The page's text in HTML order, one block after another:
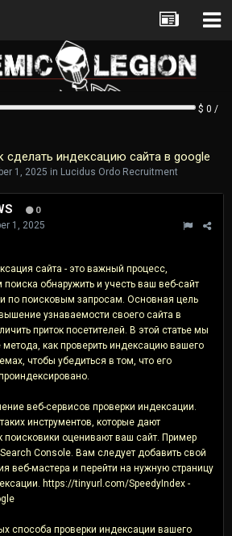
$ 0 /
сделать индексацию сайта в google
1, 2025 in Lucidus Ordo Recruitment
0
1, 2025
сайта - это важный процесс,
обнаружить и учесть ваш веб-сайт
по поисковым запросам. Основная цель
узнаваемости своего сайта в
приток посетителей. В этой статье мы
как проверить индексацию вашего
чтобы убедиться в том, что его
веб-сервисов проверки индексации.
инструментов, которые дают
поисковики оценивают ваш сайт. Пример
Console. Вам следует добавить свой
веб-мастера и перейти на нужную страницу
https://tinyurl.com/SpeedyIndex -
способа проверки индексации вашего